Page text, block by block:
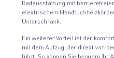
Badausstattung mit
elektrischem
Unterschrank.
Ein weiterer Vorteil ist der
mit dem Aufzug, der direkt von